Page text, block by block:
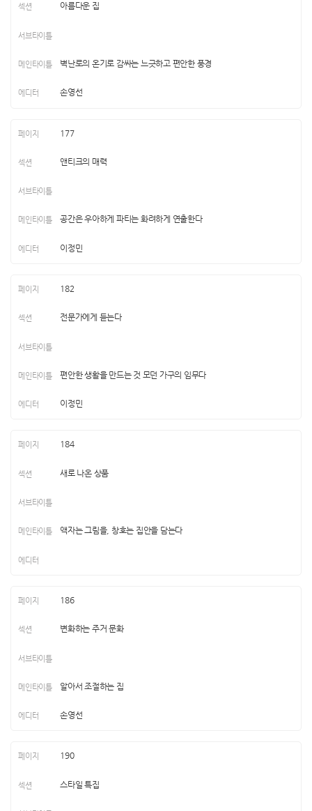
아름다운 집
벽난로의 온기로 감싸는 느긋하고 편안한 풍경
손영선
177
앤티크의 매력
공간은 우아하게 파티는 화려하게 연출한다
이정민
182
전문가에게 듣는다
편안한 생활을 만드는 것 모던 가구의 임무다
이정민
184
새로 나온 상품
액자는 그림을, 창호는 집안을 담는다
186
변화하는 주거 문화
알아서 조절하는 집
손영선
190
스타일 특집